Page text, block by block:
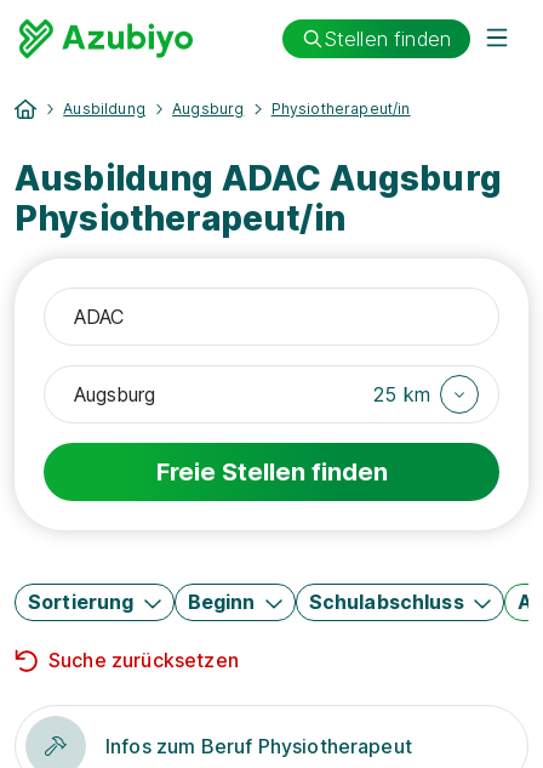
Stellen finden
Ausbildung Augsburg Physiotherapeut/in
Ausbildung ADAC Augsburg
Physiotherapeut/in
25 km
Freie Stellen finden
Sortierung Beginn Schulabschluss
Suche zurücksetzen
Infos zum Beruf Physiotherapeut